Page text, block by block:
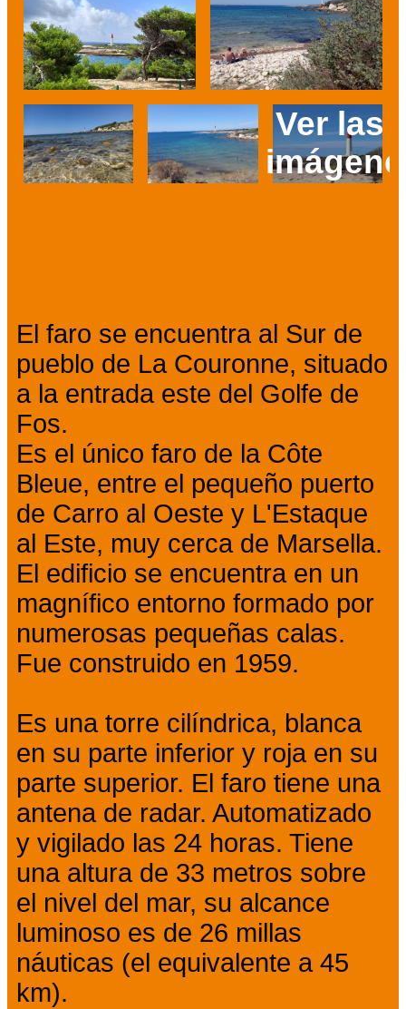
Ver las
El faro se encuentra al Sur de
pueblo de La Couronne, situado
a la entrada este del Golfe de
Fos.
Es el único faro de la Côte
Bleue, entre el pequeño puerto
de Carro al Oeste y L'Estaque
al Este, muy cerca de Marsella.
El edificio se encuentra en un
magnífico entorno formado por
numerosas pequeñas calas.
Fue construido en 1959.
Es una torre cilíndrica, blanca
en su parte inferior y roja en su
parte superior. El faro tiene una
antena de radar. Automatizado
y vigilado las 24 horas. Tiene
una altura de 33 metros sobre
el nivel del mar, su alcance
luminoso es de 26 millas
náuticas (el equivalente a 45
km).